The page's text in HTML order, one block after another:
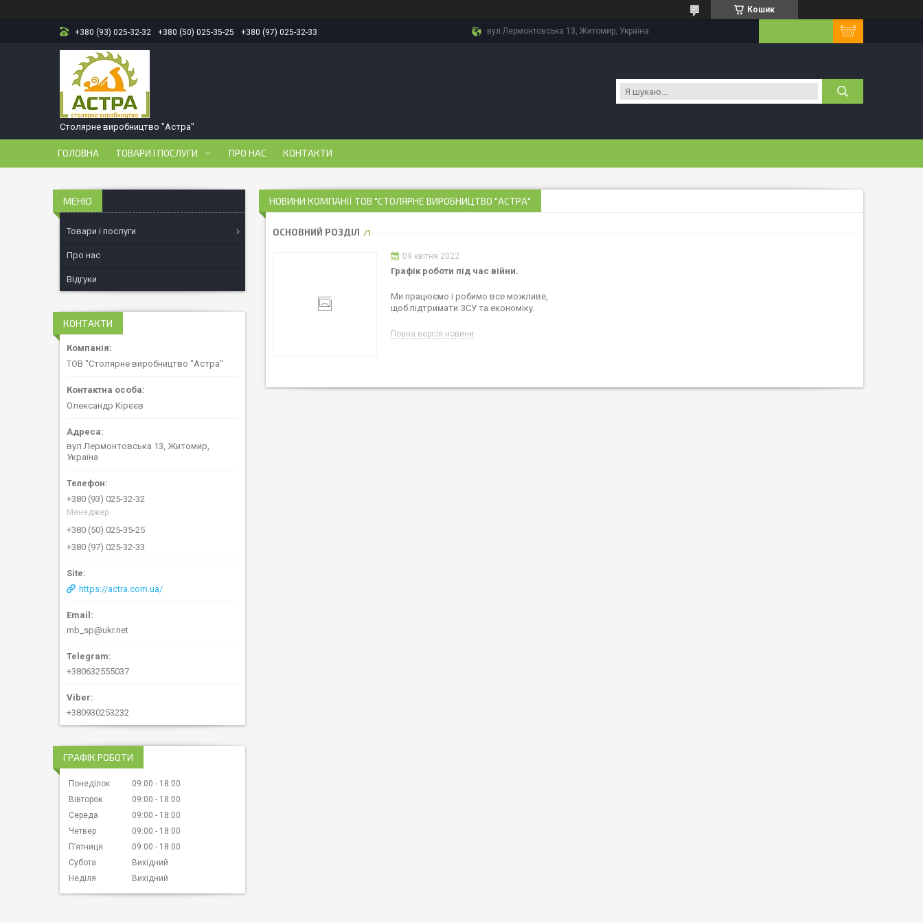
Кошик
+380 (93) 025-32-32 +380 (50) 025-35-25 +380 (97) 025-32-33 вул.Лермонтовська 13, Житомир, Україна
Столярне виробництво "Астра"
ГОЛОВНА ТОВАРИ І ПОСЛУГИ ПРО НАС КОНТАКТИ
НОВИНИ КОМПАНІЇ ТОВ "СТОЛЯРНЕ ВИРОБНИЦТВО "АСТРА"
ОСНОВНИЙ РОЗДІЛ 1
09 квітня 2022
Графік роботи під час війни.
Ми працюємо і робимо все можливе,
щоб підтримати ЗСУ та економіку.
Повна версія новини
Товари і послуги
Про нас
Відгуки
КОНТАКТИ
ТОВ "Столярне виробництво "Астра"
Олександр Кірєєв
вул.Лермонтовська 13, Житомир,
Україна
+380 (93) 025-32-32
Менеджер
+380 (50) 025-35-25
+380 (97) 025-32-33
https://actra.com.ua/
mb_sp@ukr.net
+380632555037
+380930253232
ГРАФІК РОБОТИ
Понеділок 09:00
18:00
Вівторок
09:00
18:00
Середа
09:00
18:00
Четвер
09:00
18:00
Пʼятниця
09:00
18:00
Субота
Вихідний
Неділя
Вихідний